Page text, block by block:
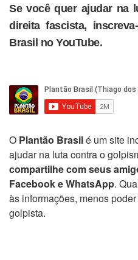
Se você quer ajudar na
direita fascista,
Brasil no YouTube.
O Plantão Brasilé um site
ajudar na luta contra o
compartilhe com seus
Facebook e WhatsApp.
às informações, menos
golpista.